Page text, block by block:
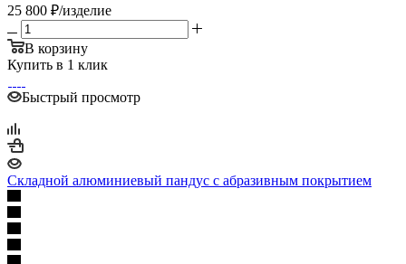
25 800 ₽/изделие
В корзину
Купить в 1 клик
Быстрый просмотр
Складной алюминиевый пандус с абразивным покрытием